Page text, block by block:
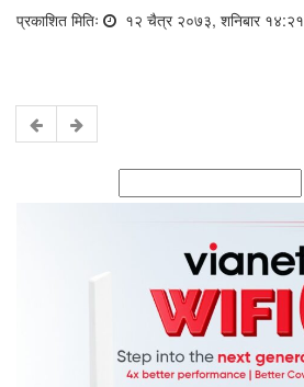
प्रकाशित मितिः १२ चैत्र २०७३, शनिबार १४:२१
for: